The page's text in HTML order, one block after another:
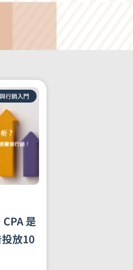
行銷入門
是
放10